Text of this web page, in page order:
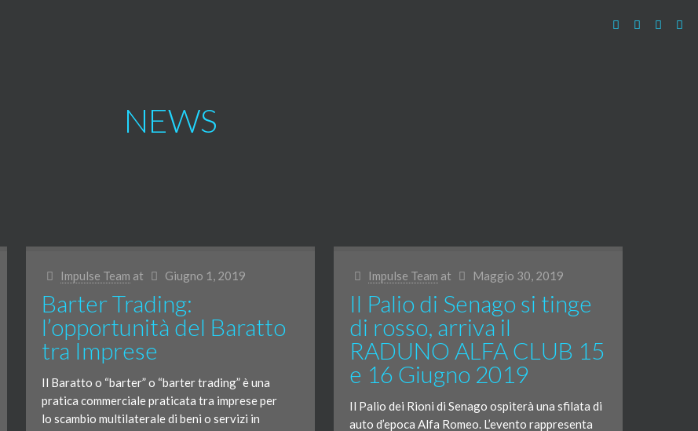
NEWS
Impulse Team at Giugno 1, 2019
Barter Trading:
l’opportunità del Baratto
tra Imprese
Il Baratto o “barter” o “barter trading” è una
pratica commerciale praticata tra imprese per
lo scambio multilaterale di beni o servizi in
Impulse Team at Maggio 30, 2019
Il Palio di Senago si tinge
di rosso, arriva il
RADUNO ALFA CLUB 15
e 16 Giugno 2019
Il Palio dei Rioni di Senago ospiterà una sfilata di
auto d’epoca Alfa Romeo. L’evento rappresenta